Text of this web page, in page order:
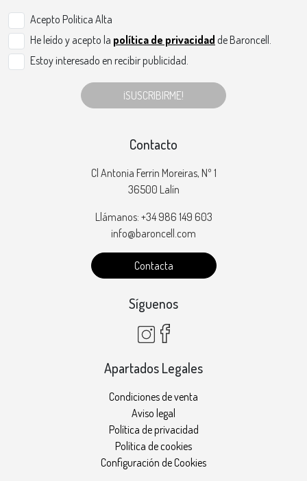
Acepto Politica Alta
He leído y acepto la política de privacidad de Baroncell.
Estoy interesado en recibir publicidad.
¡SUSCRIBIRME!
Contacto
Cl Antonia Ferrin Moreiras, Nº 1
36500 Lalín
Llámanos: +34 986 149 603
info@baroncell.com
Contacta
Síguenos
Apartados Legales
Condiciones de venta
Aviso legal
Política de privacidad
Política de cookies
Configuración de Cookies